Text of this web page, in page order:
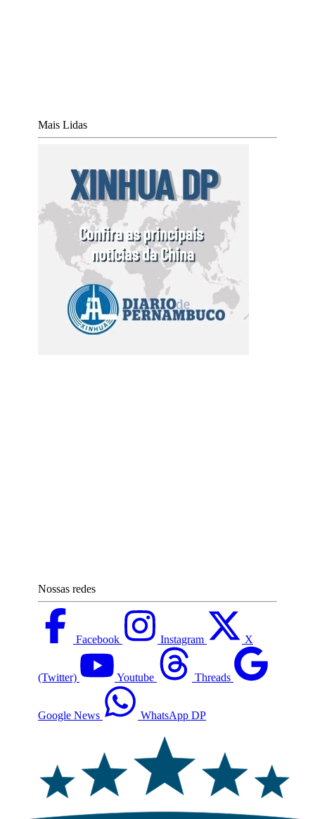
Mais Lidas
Nossas redes
Facebook Instagram X
(Twitter) Youtube Threads
Google News WhatsApp DP